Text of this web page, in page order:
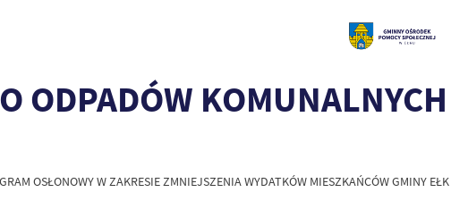
ODPADÓW KOMUNALNYCH
OSŁONOWY W ZAKRESIE ZMNIEJSZENIA WYDATKÓW MIESZKAŃCÓW GMINY